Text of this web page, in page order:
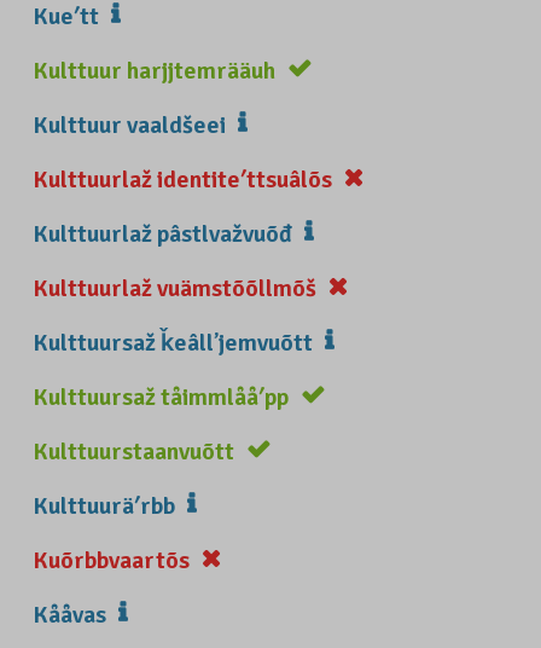
Kueʹtt
Kulttuur harjjtemrääuh
Kulttuur vaaldšeei
Kulttuurlaž identiteʹttsuâlõs
Kulttuurlaž pâstlvažvuõđ
Kulttuurlaž vuämstõõllmõš
Kulttuursaž ǩeâllʼjemvuõtt
Kulttuursaž tåimmlååʹpp
Kulttuurstaanvuõtt
Kulttuuräʹrbb
Kuõrbbvaartõs
Kååvas